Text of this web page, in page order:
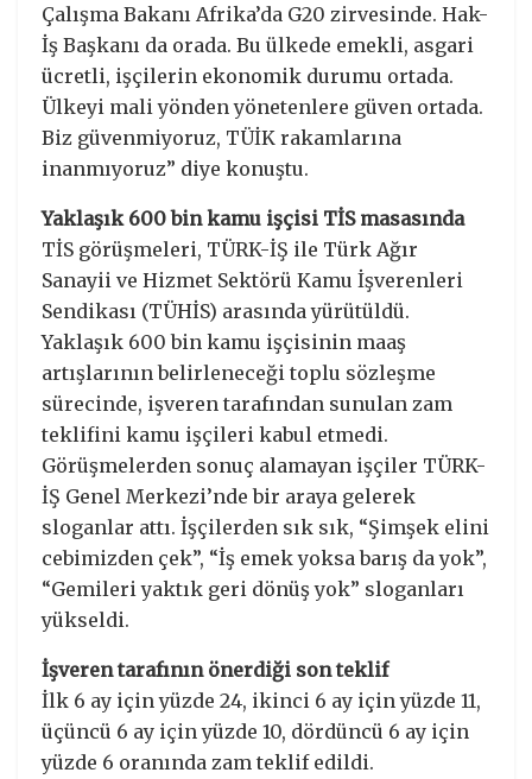
Çalışma Bakanı Afrika’da G20 zirvesinde. Hak-
İş Başkanı da orada. Bu ülkede emekli, asgari
ücretli, işçilerin ekonomik durumu ortada.
Ülkeyi mali yönden yönetenlere güven ortada.
Biz güvenmiyoruz, TÜİK rakamlarına
inanmıyoruz” diye konuştu.
Yaklaşık 600 bin kamu işçisi TİS masasında
TİS görüşmeleri, TÜRK-İŞ ile Türk Ağır
Sanayii ve Hizmet Sektörü Kamu İşverenleri
Sendikası (TÜHİS) arasında yürütüldü.
Yaklaşık 600 bin kamu işçisinin maaş
artışlarının belirleneceği toplu sözleşme
sürecinde, işveren tarafından sunulan zam
teklifini kamu işçileri kabul etmedi.
Görüşmelerden sonuç alamayan işçiler TÜRK-
İŞ Genel Merkezi’nde bir araya gelerek
sloganlar attı. İşçilerden sık sık, “Şimşek elini
cebimizden çek”, “İş emek yoksa barış da yok”,
“Gemileri yaktık geri dönüş yok” sloganları
yükseldi.
İşveren tarafının önerdiği son teklif
İlk 6 ay için yüzde 24, ikinci 6 ay için yüzde 11,
üçüncü 6 ay için yüzde 10, dördüncü 6 ay için
yüzde 6 oranında zam teklif edildi.